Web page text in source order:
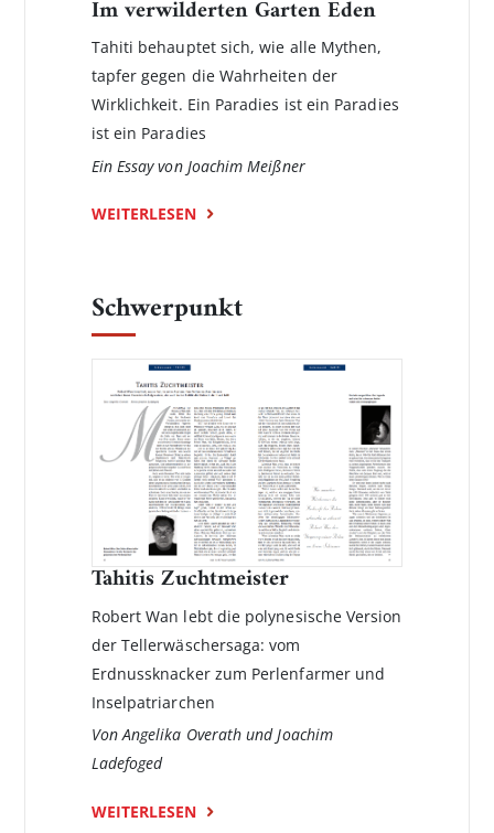
Im verwilderten Garten Eden
Tahiti behauptet sich, wie alle Mythen,
tapfer gegen die Wahrheiten der
Wirklichkeit. Ein Paradies ist ein Paradies
ist ein Paradies
Ein Essay von Joachim Meißner
WEITERLESEN
Schwerpunkt
Tahitis Zuchtmeister
Robert Wan lebt die polynesische Version
der Tellerwäschersaga: vom
Erdnussknacker zum Perlenfarmer und
Inselpatriarchen
Von Angelika Overath und Joachim
Ladefoged
WEITERLESEN